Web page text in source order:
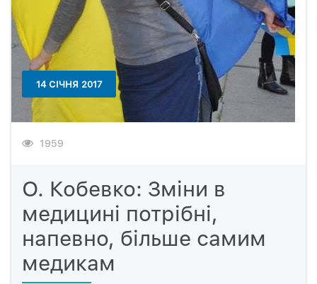
14 СІЧНЯ 2017
1959
О. Кобевко: Зміни в
медицині потрібні,
напевно, більше самим
медикам